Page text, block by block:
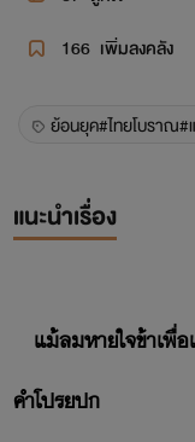
166 เพิ่มลงคลัง
ย้อนยุค#ไทยโบราณ
แนะนำเรื่อง
แม้ลมหายใจข้าเพื่
คำโปรยปก